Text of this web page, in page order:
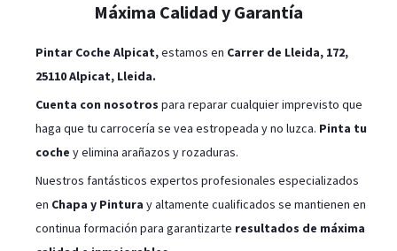
Máxima Calidad y Garantía
Pintar Coche Alpicat,estamos en Carrer de Lleida, 172,
25110 Alpicat, Lleida.
Cuenta con nosotros para reparar cualquier imprevisto que
haga que tu carrocería se vea estropeada y no luzca. Pinta tu
coche y elimina arañazos y rozaduras.
Nuestros fantásticos expertos profesionales especializados
en Chapa y Pintura y altamente cualificados se mantienen en
continua formación para garantizarte resultados de máxima